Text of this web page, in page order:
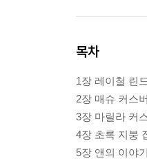
목차
1장 레이철 린
2장 매슈 커스
3장 마릴라 커
4장 초록 지붕
5장 앤의 이야기